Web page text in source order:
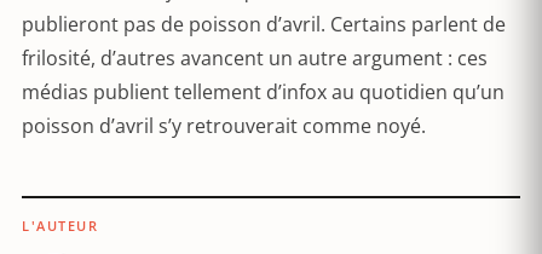
publieront pas de poisson d’avril. Certains parlent de
frilosité, d’autres avancent un autre argument : ces
médias publient tellement d’infox au quotidien qu’un
poisson d’avril s’y retrouverait comme noyé.
L'AUTEUR